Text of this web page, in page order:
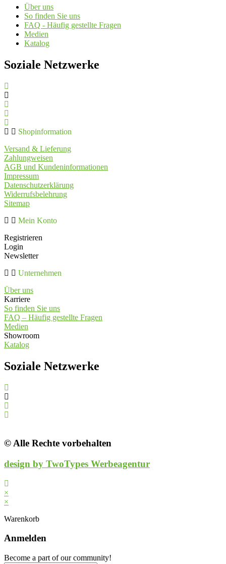
Über uns
So finden Sie uns
FAQ - Häufig gestellte Fragen
Medien
Katalog
Soziale Netzwerke
Shopinformation
Versand & Lieferung
Zahlungweisen
AGB und Kundeninformationen
Impressum
Datenschutzerklärung
Widerrufsbelehrung
Sitemap
Mein Konto
Registrieren
Login
Newsletter
Unternehmen
Über uns
Karriere
So finden Sie uns
FAQ – Häufig gestellte Fragen
Medien
Showroom
Katalog
Soziale Netzwerke
© Alle Rechte vorbehalten
design by TwoTypes Werbeagentur
×
×
Warenkorb
Anmelden
Become a part of our community!